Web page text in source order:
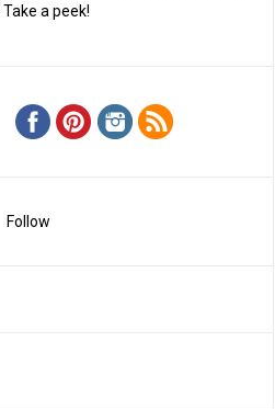
Take a peek!
Follow